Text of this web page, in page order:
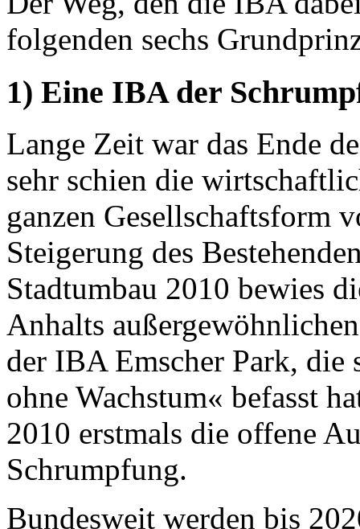
folgenden sechs
1) Eine IBA der
Lange Zeit war das Ende
sehr schien die
ganzen Gesellschaftsform
Steigerung des
Stadtumbau 2010 bewies
Anhalts
der IBA Emscher Park, die
ohne Wachstum« befasst
2010 erstmals die offene
Schrumpfung.
Bundesweit werden bis